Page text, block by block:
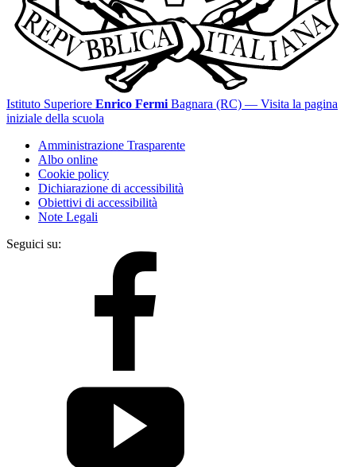
Istituto Superiore Enrico Fermi Bagnara (RC) — Visita la pagina
iniziale della scuola
Amministrazione Trasparente
Albo online
Cookie policy
Dichiarazione di accessibilità
Obiettivi di accessibilità
Note Legali
Seguici su: